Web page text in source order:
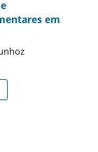
em